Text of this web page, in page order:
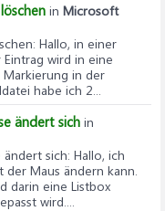
in Microsoft
: Hallo, in einer
wird in eine
in der
habe ich 2...
ändert sich in
sich: Hallo, ich
der Maus ändern kann.
darin eine Listbox
wird....